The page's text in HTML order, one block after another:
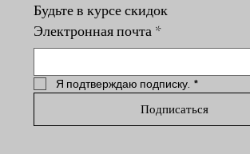
Будьте в курсе скидок
Электронная почта *
Я подтверждаю подписку. *
Подписаться